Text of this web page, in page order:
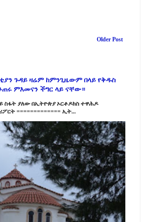
Older Post
ጉዳይ ዛሬም ከምንጊዜውም በላይ የቅዱስ
ምእመናን ችግር ላይ ናቸው።
ስፋት ያለው በኢትዮጵያ ኦርቶዶክስ ተዋሕዶ
============= ኢት...